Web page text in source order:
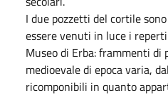
I due pozzetti del cortile
essere venuti in luce i
Museo di Erba: frammenti
medioevale di epoca varia,
ricomponibili in quanto